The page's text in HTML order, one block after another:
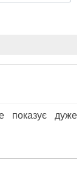
показує дуже